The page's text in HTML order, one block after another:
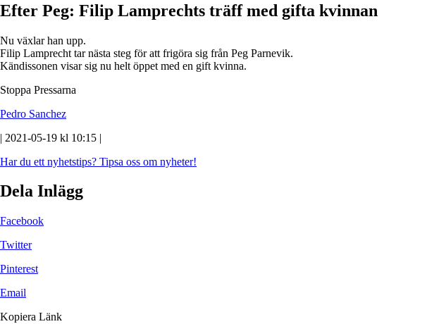
Efter Peg: Filip Lamprechts träff med gifta kvinnan
Nu växlar han upp.
Filip Lamprecht tar nästa steg för att frigöra sig från Peg Parnevik.
Kändissonen visar sig nu helt öppet med en gift kvinna.
Stoppa Pressarna
Pedro Sanchez
| 2021-05-19 kl 10:15 |
Har du ett nyhetstips? Tipsa oss om nyheter!
Dela Inlägg
Facebook
Twitter
Pinterest
Email
Kopiera Länk